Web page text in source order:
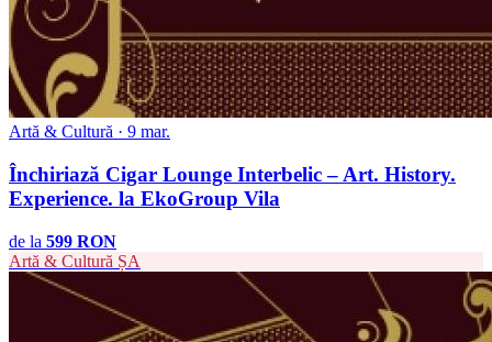
Artă & Cultură · 9 mar.
Închiriază Cigar Lounge Interbelic – Art. History.
Experience. la EkoGroup Vila
de la 599 RON
Artă & Cultură ȘA